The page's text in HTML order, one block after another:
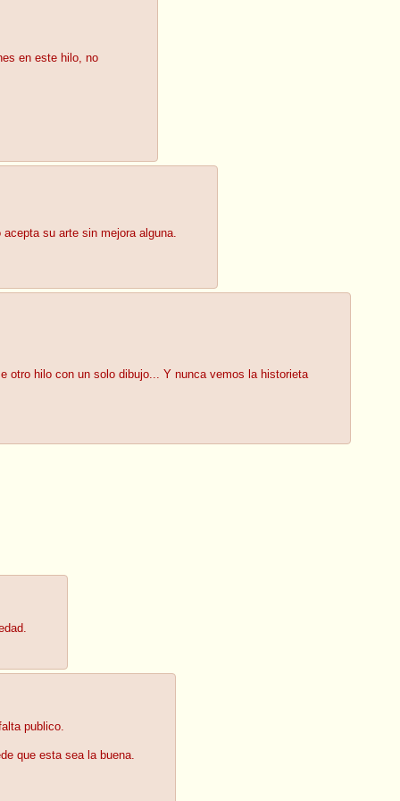
en este hilo, no
su arte sin mejora alguna.
otro hilo con un solo dibujo... Y nunca vemos la historieta
publico.
que esta sea la buena.